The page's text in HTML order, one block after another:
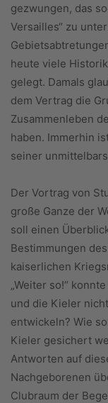
gezwungen, das
Versailles“ zu
heute viele
gelegt. Damals
dem Vertrag die
Zusammenleben
haben. Immerhin
seiner
Der Vortrag von
große Ganze der
soll einen
Bestimmungen
kaiserlichen
„Weiter so!“
und die Kieler
entwickeln? Wie
Kieler gesichert
Antworten auf
Nachgeborenen
Clubraum der